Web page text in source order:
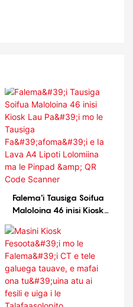
Falema'i Tausiga Soifua
Maloloina 46 inisi Kiosk
Fa'afoma'i e Ia Lava A4
Lipoti Lolomiina ma le
Pinpad & QR Code Scanner